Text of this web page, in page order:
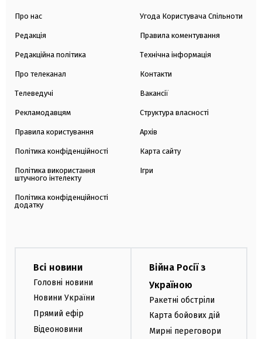
Про нас
Редакція
Редакційна політика
Про телеканал
Телеведучі
Рекламодавцям
Правила користування
Політика конфіденційності
Політика використання
штучного інтелекту
Політика конфіденційності
додатку
Угода Користувача Спільноти
Правила коментування
Технічна інформація
Контакти
Вакансії
Структура власності
Архів
Карта сайту
Ігри
Всі новини
Головні новини
Новини України
Прямий ефір
Відеоновини
Війна Росії з
Україною
Ракетні обстріли
Карта бойових дій
Мирні переговори